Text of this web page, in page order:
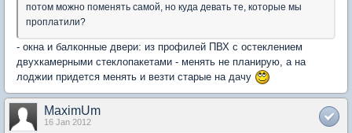
потом можно поменять самой, но куда девать те, которые мы
проплатили?
- окна и балконные двери: из профилей ПВХ с остеклением
двухкамерными стеклопакетами - менять не планирую, а на
лоджии придется менять и везти старые на дачу
MaximUm
16 Jan 2012